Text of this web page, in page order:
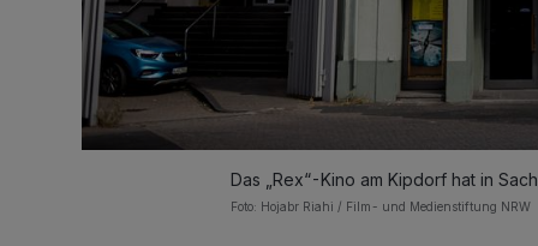
Das „Rex“-Kino am Kipdorf hat in
Foto: Hojabr Riahi / Film- und Medienstiftung NRW